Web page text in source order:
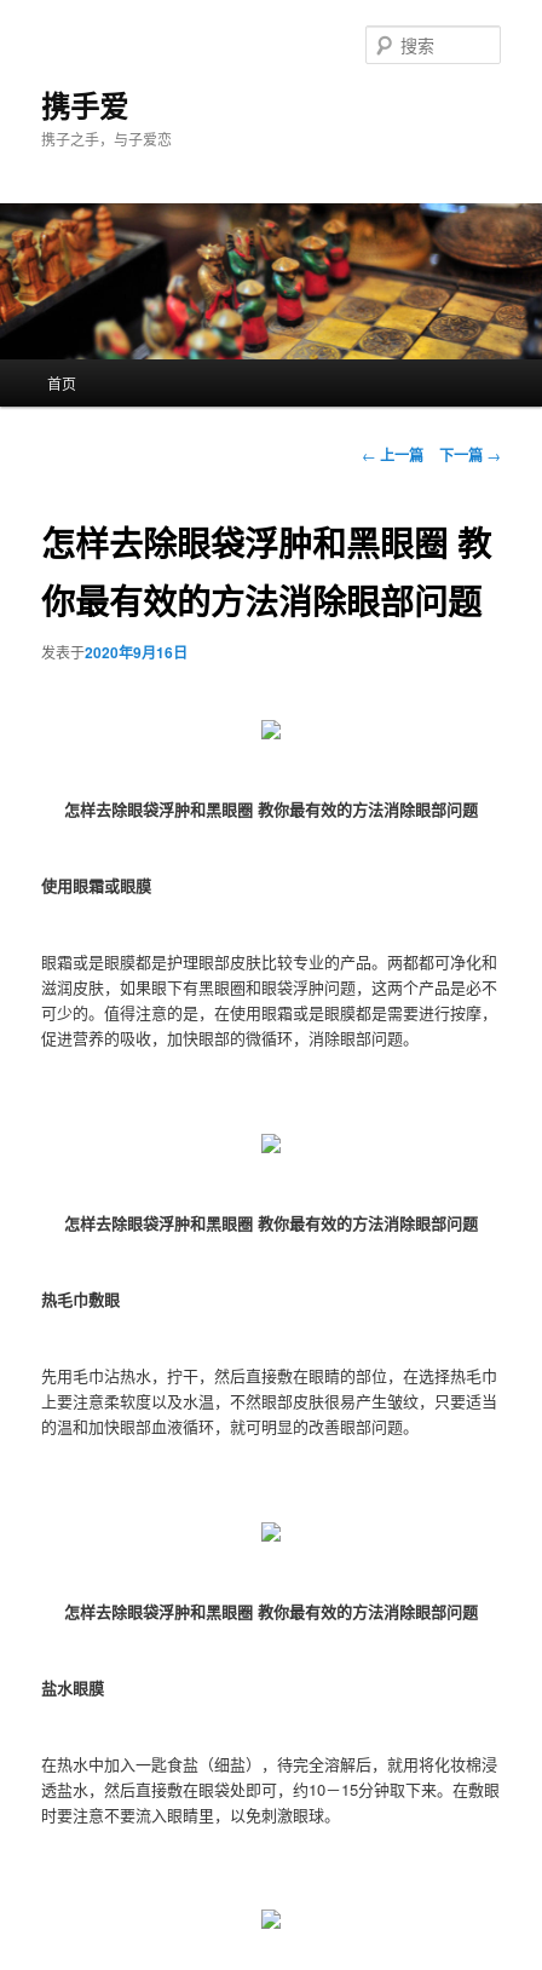
携手爱
携子之手，与子爱恋
索
首页
文
航
← 上一篇 下一篇 →
怎样去除眼袋浮肿和黑眼圈 教
你最有效的方法消除眼部问题
发表于2020年9月16日
怎样去除眼袋浮肿和黑眼圈 教你最有效的方法消除眼部问题
使用眼霜或眼膜
眼霜或是眼膜都是护理眼部皮肤比较专业的产品。两都都可净化和
滋润皮肤，如果眼下有黑眼圈和眼袋浮肿问题，这两个产品是必不
可少的。值得注意的是，在使用眼霜或是眼膜都是需要进行按摩，
促进营养的吸收，加快眼部的微循环，消除眼部问题。
怎样去除眼袋浮肿和黑眼圈 教你最有效的方法消除眼部问题
热毛巾敷眼
先用毛巾沾热水，拧干，然后直接敷在眼睛的部位，在选择热毛巾
上要注意柔软度以及水温，不然眼部皮肤很易产生皱纹，只要适当
的温和加快眼部血液循环，就可明显的改善眼部问题。
怎样去除眼袋浮肿和黑眼圈 教你最有效的方法消除眼部问题
盐水眼膜
在热水中加入一匙食盐（细盐），待完全溶解后，就用将化妆棉浸
透盐水，然后直接敷在眼袋处即可，约10－15分钟取下来。在敷眼
时要注意不要流入眼睛里，以免刺激眼球。